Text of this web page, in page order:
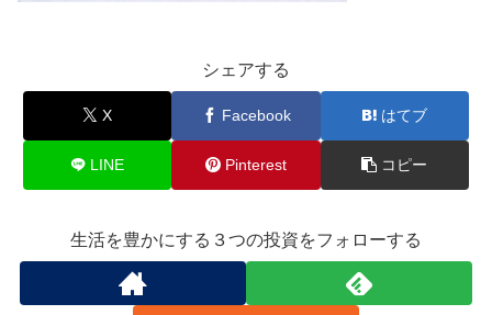
シェアする
X Facebook はてブ
LINE Pinterest コピー
生活を豊かにする３つの投資をフォローする